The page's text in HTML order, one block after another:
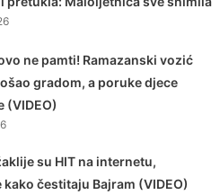
ne pamti! Ramazanski vozić
gradom, a poruke djece
(VIDEO)
su HIT na internetu,
čestitaju Bajram (VIDEO)